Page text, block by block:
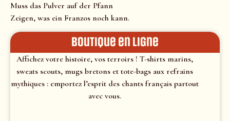
Muss das Pulver auf der Pfann
Zeigen, was ein Franzos noch kann.
Boutique en ligne
Affichez votre histoire, vos terroirs ! T-shirts marins,
sweats scouts, mugs bretons et tote-bags aux refrains
mythiques : emportez l’esprit des chants français partout
avec vous.